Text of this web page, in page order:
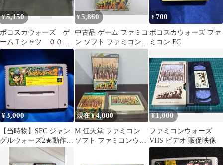
¥5,150
ボコスカウォーズ ゲ
ームＴシャツ ００年
代 ファミコン
¥5,860
中古品 ゲーム ファミコ
ン ソフト ファミコンウ
ォーズ 箱説付き
¥700
ボコスカウォーズ ファ
ミコン FC
¥3,000
【当時物】SFC ジャン
グルウォーズ2★動作確
認済 メンテ済 レトロゲ
ーム名作
現在 ¥4,000
M 任天堂 ファミコン
ソフト ファミコンウォ
¥1,000
ファミコンウォーズ
VHS ビデオ 販促映像